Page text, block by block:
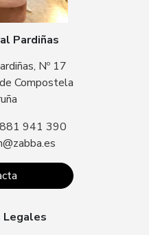
Pardiñas
Nº 17
Compostela
941 390